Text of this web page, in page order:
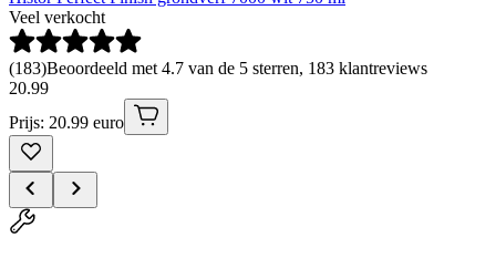
Veel verkocht
(183)Beoordeeld met 4.7 van de 5 sterren, 183 klantreviews
20.99
Prijs: 20.99 euro